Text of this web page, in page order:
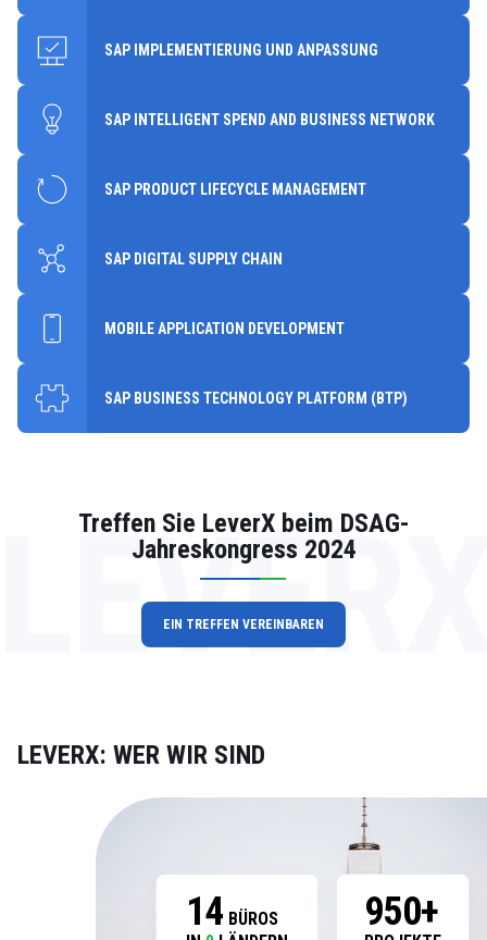
SAP IMPLEMENTIERUNG UND ANPASSUNG
SAP INTELLIGENT SPEND AND BUSINESS NETWORK
SAP PRODUCT LIFECYCLE MANAGEMENT
SAP DIGITAL SUPPLY CHAIN
MOBILE APPLICATION DEVELOPMENT
SAP BUSINESS TECHNOLOGY PLATFORM (BTP)
Treffen Sie LeverX beim DSAG-
Jahreskongress 2024
EIN TREFFEN VEREINBAREN
LEVERX: WER WIR SIND
950+
14 BÜROS